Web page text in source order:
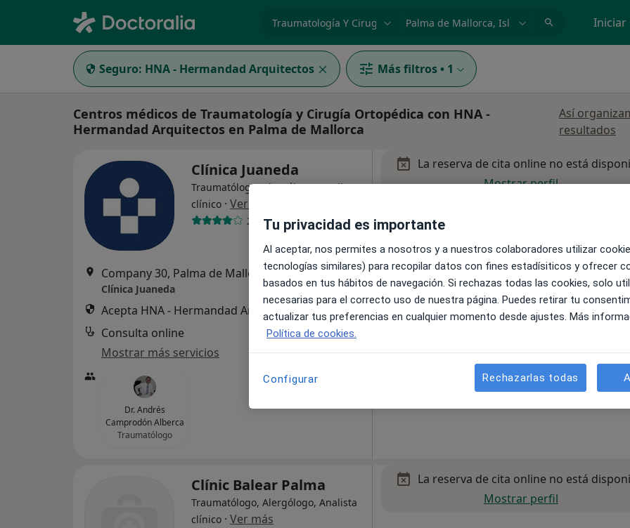
especialidad, enfermedad o nombre Iniciar
Seguro: HNA - Hermandad Arquitectos Más filtros • 1
Centros médicos de Traumatología y Cirugía Ortopédica con HNA -
Hermandad Arquitectos en Palma de Mallorca
Así
resultados
Clínica Juaneda
Traumatólogo, Alergólogo, Analista
clínico · Ver más
242 opiniones
Company 30, Palma de Mallorca• Mapa
Clínica Juaneda
Acepta HNA - Hermandad Arquitectos
Consulta online
Mostrar más servicios
Dr. Andrés
Camprodón Alberca
Traumatólogo
La reserva de cita online no está
Mostrar perfil
Clínic Balear Palma
Traumatólogo, Alergólogo, Analista
clínico · Ver más
La reserva de cita online no está
Mostrar perfil
Tu privacidad es importante
Al aceptar, nos permites a nosotros y a nuestros colaboradores utilizar
tecnologías similares) para recopilar datos con fines estadísiticos y ofrecer
basados en tus hábitos de navegación. Si rechazas todas las cookies, solo
necesarias para el correcto uso de nuestra página. Puedes retirar tu
actualizar tus preferencias en cualquier momento desde ajustes. Más
Política de cookies.
Configurar Rechazarlas todas